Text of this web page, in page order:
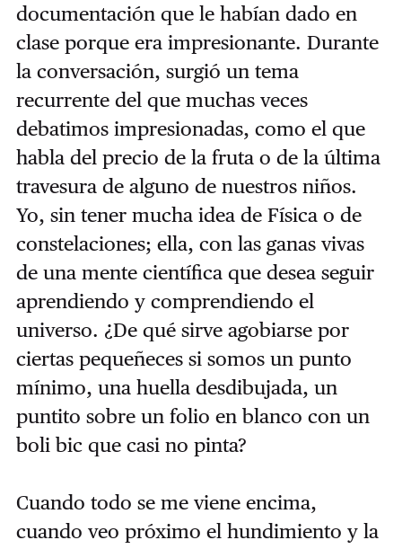
documentación que le habían dado en
clase porque era impresionante. Durante
la conversación, surgió un tema
recurrente del que muchas veces
debatimos impresionadas, como el que
habla del precio de la fruta o de la última
travesura de alguno de nuestros niños.
Yo, sin tener mucha idea de Física o de
constelaciones; ella, con las ganas vivas
de una mente científica que desea seguir
aprendiendo y comprendiendo el
universo. ¿De qué sirve agobiarse por
ciertas pequeñeces si somos un punto
mínimo, una huella desdibujada, un
puntito sobre un folio en blanco con un
boli bic que casi no pinta?
Cuando todo se me viene encima,
cuando veo próximo el hundimiento y la